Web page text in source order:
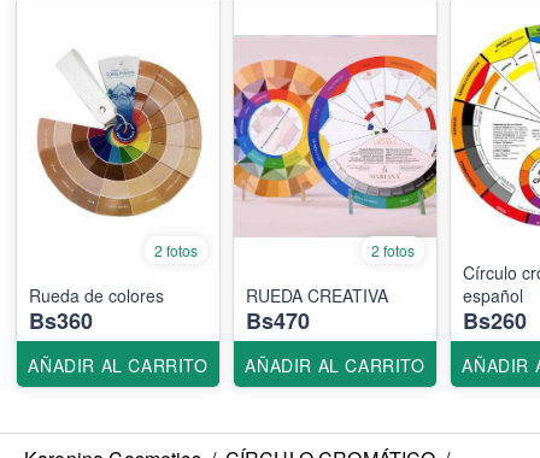
2 fotos
Rueda de colores
Bs360
AÑADIR AL CARRITO
2 fotos
RUEDA CREATIVA
Bs470
AÑADIR AL CARRITO
Círculo
Bs260
AÑADIR